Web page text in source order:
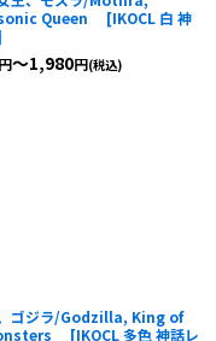
Queen
[IKOCL 白 神
円～1,980円(税込)
ゴジラ/Godzilla, King of
[IKOCL 多色 神話レ